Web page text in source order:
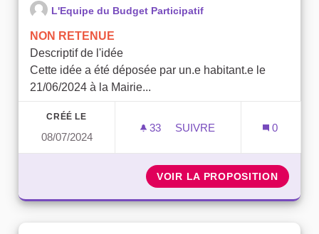
L'Equipe du Budget Participatif
NON RETENUE
Descriptif de l'idée
Cette idée a été déposée par un.e habitant.e le
21/06/2024 à la Mairie...
CRÉÉ LE
08/07/2024
33 33 ABONNÉS
SUIVRE
0
VOIR LA PROPOSITION